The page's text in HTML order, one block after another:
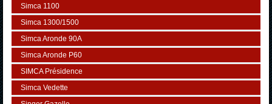
Simca 1100
Simca 1300/1500
Simca Aronde 90A
Simca Aronde P60
SIMCA Présidence
Simca Vedette